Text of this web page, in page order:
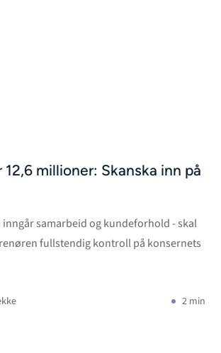
12,6 millioner: Skanska inn på
inngår samarbeid og kundeforhold - skal
fullstendig kontroll på konsernets
2 min